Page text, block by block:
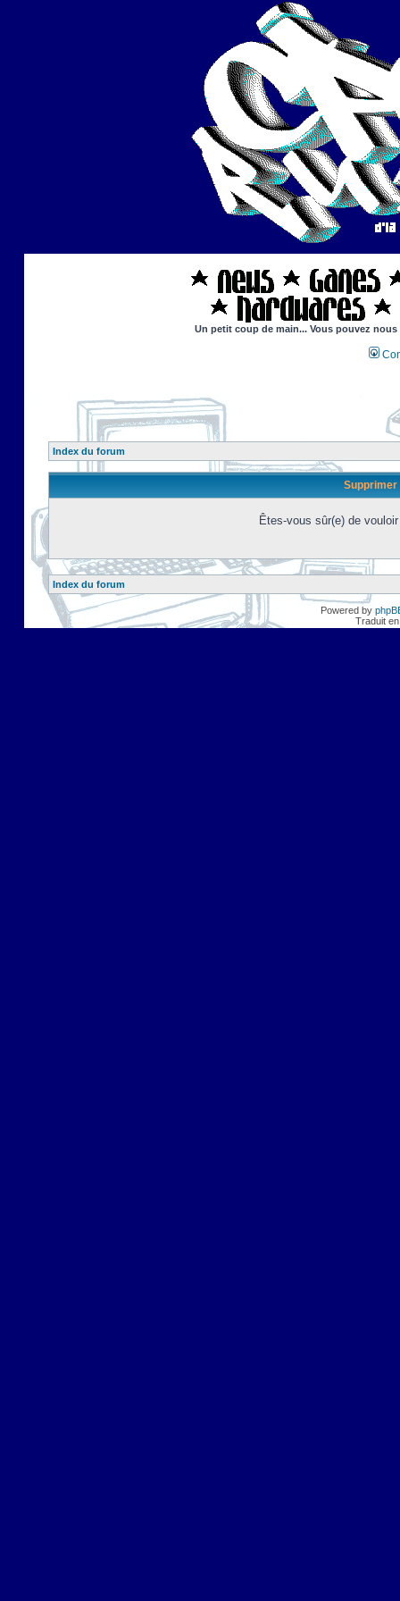
Un petit coup de main... Vous pouvez
Index du forum
Supprimer
Êtes-vous sûr(e) de
Index du forum
Powered by
Traduit